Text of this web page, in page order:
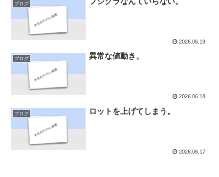
ブログ
2026.06.19
ブログ 異常な値動き。
2026.06.18
ブログ ロットを上げてしまう。
2026.06.17